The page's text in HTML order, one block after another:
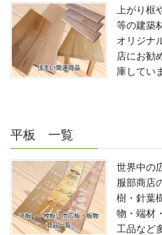
上がり
等の建築
オリジナ
店にお勧
庫してい
平板 一覧
世界中の
服部商店
樹・針葉
物・端材
工品など